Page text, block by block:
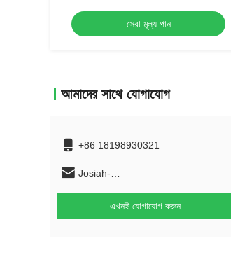
সেরা মূল্য পান
আমাদের সাথে যোগাযোগ
+86 18198930321
Josiah-
এখনই যোগাযোগ করুন